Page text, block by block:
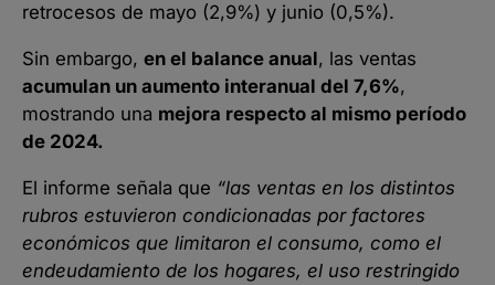
retrocesos de mayo (2,9%) y junio (0,5%).
Sin embargo, en el balance anual, las ventas
acumulan un aumento interanual del 7,6%,
mostrando una mejora respecto al mismo período
de 2024.
El informe señala que “las ventas en los distintos
rubros estuvieron condicionadas por factores
económicos que limitaron el consumo, como el
endeudamiento de los hogares, el uso restringido